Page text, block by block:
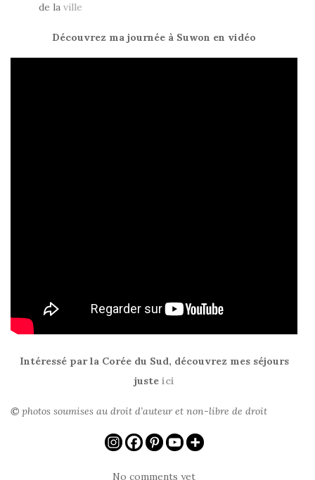
de la ville
Découvrez ma journée à Suwon en vidéo
Intéressé par la Corée du Sud, découvrez mes séjours
juste ici
© photos soumises au droit d’auteur et non-libre de droit
No comments yet